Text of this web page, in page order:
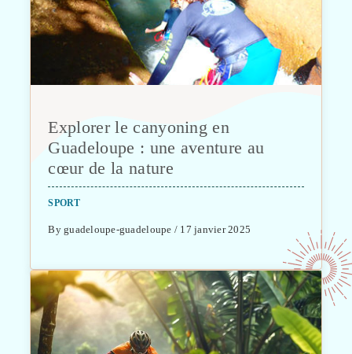
Explorer le canyoning en
Guadeloupe : une aventure au
cœur de la nature
SPORT
By guadeloupe-guadeloupe / 17 janvier 2025